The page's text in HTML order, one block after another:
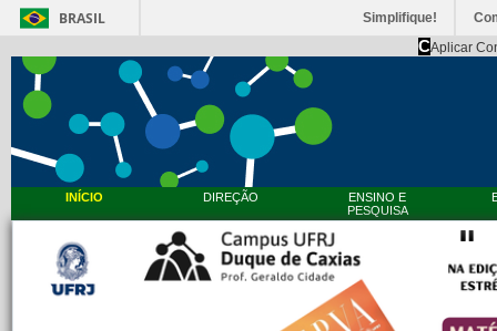
BRASIL Simplifique!
CAplicar
INÍCIO DIREÇÃO
ENSINO E
PESQUISA